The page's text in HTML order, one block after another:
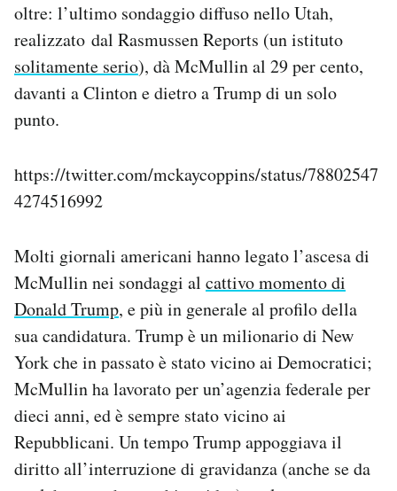
oltre: l’ultimo sondaggio diffuso nello Utah,
realizzato dal Rasmussen Reports (un istituto
solitamente serio), dà McMullin al 29 per cento,
davanti a Clinton e dietro a Trump di un solo
punto.
https://twitter.com/mckaycoppins/status/78802547
4274516992
Molti giornali americani hanno legato l’ascesa di
McMullin nei sondaggi al cattivo momento di
Donald Trump, e più in generale al profilo della
sua candidatura. Trump è un milionario di New
York che in passato è stato vicino ai Democratici;
McMullin ha lavorato per un’agenzia federale per
dieci anni, ed è sempre stato vicino ai
Repubblicani. Un tempo Trump appoggiava il
diritto all’interruzione di gravidanza (anche se da